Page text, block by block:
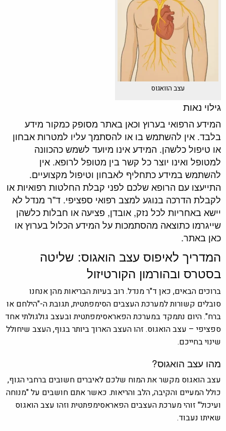
עצב הוואגוס
גילוי נאות
המידע הרפואי בערוץ וכאן באתר מסופק כמקור מידע
בלבד. אין להשתמש בו או להסתמך עליו למטרות אבחון
או טיפול כלשהן. המידע אינו מיועד לשמש כהכוונה
למטופל ואינו יוצר כל קשר בין מטופל לרופא. אין
להשתמש במידע כתחליף לאבחון וטיפול מקצועיים.
התייעצו עם הרופא שלכם לפני קבלת החלטות רפואיות או
לקבלת הדרכה בנוגע למצב רפואי ספציפי. ד"ר מנדל לא
יישא באחריות לכל נזק, אובדן, פציעה או חבלות כלשהן
שייגרמו כתוצאה מהסתמכות על המידע הכלול בערוץ או
כאן באתר.
המדריך לאיפוס עצב הואגוס: שליטה
בסטרס ובהורמון הקורטיזול
ברוכים הבאים, כאן ד"ר מנדל. רוב בעיות הבריאות מהן אנחנו
סובלים קשורות למערכת העצבים הסימפתטית, תגובת ה-"הילחם או
ברח". היום נתמקד במערכת הפאראסימפתטית ובעצב גולגולתי אחד
ספציפי – עצב הואגוס. זהו העצב הארוך ביותר בגוף, העצב שיחולל
שינוי בחייכם.
מהו עצב הואגוס?
עצב הואגוס מקשר את המוח שלכם לאיברים חשובים ברחבי הגוף,
כולל המעיים והקיבה, הלב והריאות. כאשר אתם חושבים על "מנוחה
ועיכול" זוהי מערכת העצבים הפאראסימפתטית וזהו עצב הואגוס
שאיתו נעבוד.